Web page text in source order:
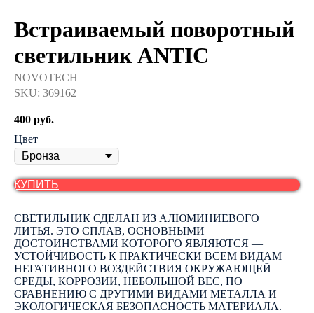
Встраиваемый поворотный
светильник ANTIC
NOVOTECH
SKU: 369162
400 руб.
Цвет
КУПИТЬ
СВЕТИЛЬНИК СДЕЛАН ИЗ АЛЮМИНИЕВОГО
ЛИТЬЯ. ЭТО СПЛАВ, ОСНОВНЫМИ
ДОСТОИНСТВАМИ КОТОРОГО ЯВЛЯЮТСЯ —
УСТОЙЧИВОСТЬ К ПРАКТИЧЕСКИ ВСЕМ ВИДАМ
НЕГАТИВНОГО ВОЗДЕЙСТВИЯ ОКРУЖАЮЩЕЙ
СРЕДЫ, КОРРОЗИИ, НЕБОЛЬШОЙ ВЕС, ПО
СРАВНЕНИЮ С ДРУГИМИ ВИДАМИ МЕТАЛЛА И
ЭКОЛОГИЧЕСКАЯ БЕЗОПАСНОСТЬ МАТЕРИАЛА.